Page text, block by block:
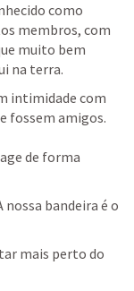
como
membros, com
muito bem
na terra.
intimidade com
fossem amigos.
de forma
bandeira é o
mais perto do